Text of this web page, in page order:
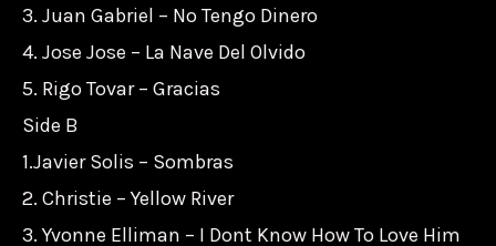
3. Juan Gabriel – No Tengo Dinero
4. Jose Jose – La Nave Del Olvido
5. Rigo Tovar – Gracias
Side B
1.Javier Solis – Sombras
2. Christie – Yellow River
3. Yvonne Elliman – I Dont Know How To Love Him